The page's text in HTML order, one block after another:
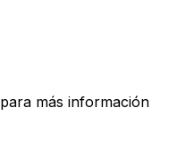
para más información